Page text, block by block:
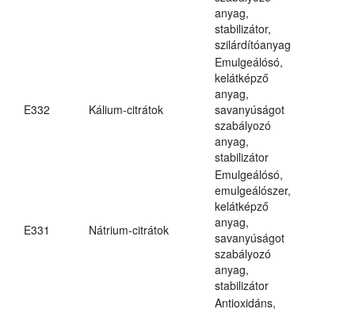
anyag,
stabilizátor,
szilárdítóanyag
E332 Kálium-citrátok
Emulgeálósó,
kelátképző
anyag,
savanyúságot
szabályozó
anyag,
stabilizátor
E331 Nátrium-citrátok
Emulgeálósó,
emulgeálószer,
kelátképző
anyag,
savanyúságot
szabályozó
anyag,
stabilizátor
Antioxidáns,